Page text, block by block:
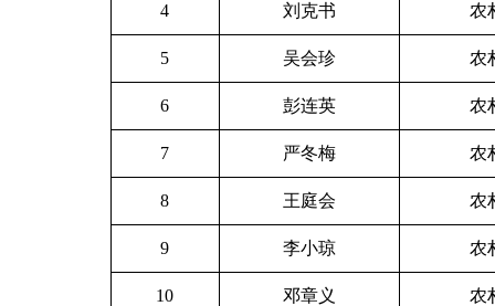
4 刘克书 农
5 吴会珍 农
6 彭连英 农
7 严冬梅 农
8 王庭会 农
9 李小琼 农
10 邓章义 农